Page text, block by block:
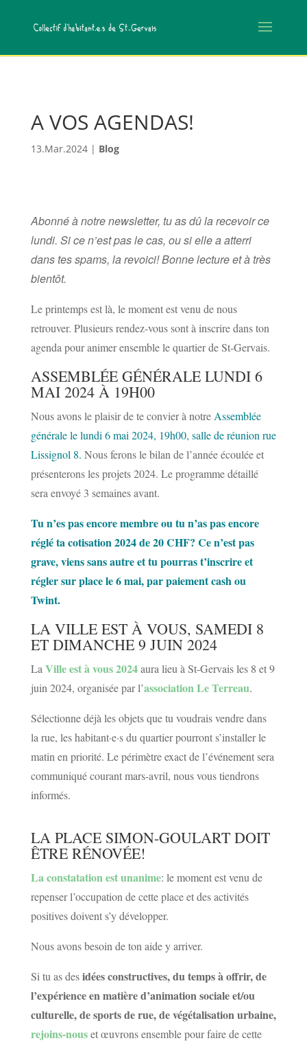
A VOS AGENDAS!
13.Mar.2024| Blog
Abonné à notre newsletter, tu as dû la recevoir ce
lundi. Si ce n’est pas le cas, ou si elle a atterri
dans tes spams, la revoici! Bonne lecture et à très
bientôt.
Le printemps est là, le moment est venu de nous
retrouver. Plusieurs rendez-vous sont à inscrire dans ton
agenda pour animer ensemble le quartier de St-Gervais.
ASSEMBLÉE GÉNÉRALE LUNDI 6
MAI 2024 À 19H00
Nous avons le plaisir de te convier à notre Assemblée
générale le lundi 6 mai 2024, 19h00, salle de réunion rue
Lissignol 8. Nous ferons le bilan de l’année écoulée et
présenterons les projets 2024. Le programme détaillé
sera envoyé 3 semaines avant.
Tu n’es pas encore membre ou tu n’as pas encore
réglé ta cotisation 2024 de 20 CHF? Ce n’est pas
grave, viens sans autre et tu pourras t’inscrire et
régler sur place le 6 mai, par paiement cash ou
Twint.
LA VILLE EST À VOUS, SAMEDI 8
ET DIMANCHE 9 JUIN 2024
La Ville est à vous 2024aura lieu à St-Gervais les 8 et 9
juin 2024, organisée par l’association Le Terreau.
Sélectionne déjà les objets que tu voudrais vendre dans
la rue, les habitant·e·s du quartier pourront s’installer le
matin en priorité. Le périmètre exact de l’événement sera
communiqué courant mars-avril, nous vous tiendrons
informés.
LA PLACE SIMON-GOULART DOIT
ÊTRE RÉNOVÉE!
La constatation est unanime: le moment est venu de
repenser l’occupation de cette place et des activités
positives doivent s’y développer.
Nous avons besoin de ton aide y arriver.
Si tu as desidées constructives, du temps à offrir, de
l’expérience en matière d’animation sociale et/ou
culturelle, de sports de rue, de végétalisation urbaine,
rejoins-nouset œuvrons ensemble pour faire de cette